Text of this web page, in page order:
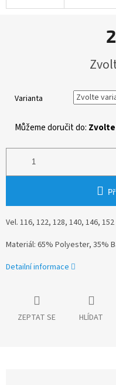
Varianta
Můžeme doručit do:
Vel. 116, 122, 128, 140, 146, 152
Materiál: 65% Polyester, 35%
Detailní informace
ZEPTAT SE HLÍDAT